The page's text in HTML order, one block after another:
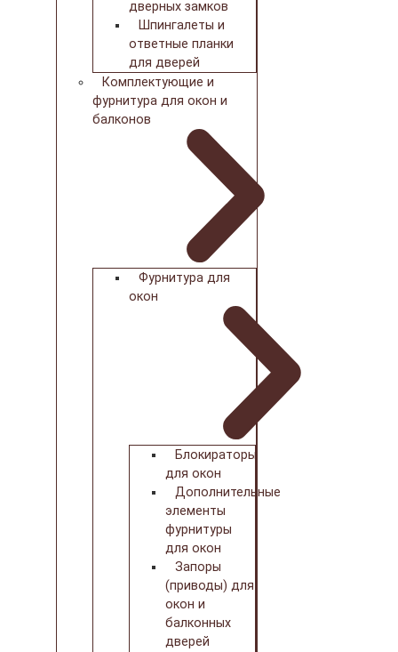
дверных замков
Шпингалеты и
ответные планки
для дверей
Комплектующие и
фурнитура для окон и
балконов
Фурнитура для
окон
Блокираторы
для окон
Дополнительные
элементы
фурнитуры
для окон
Запоры
(приводы) для
окон и
балконных
дверей